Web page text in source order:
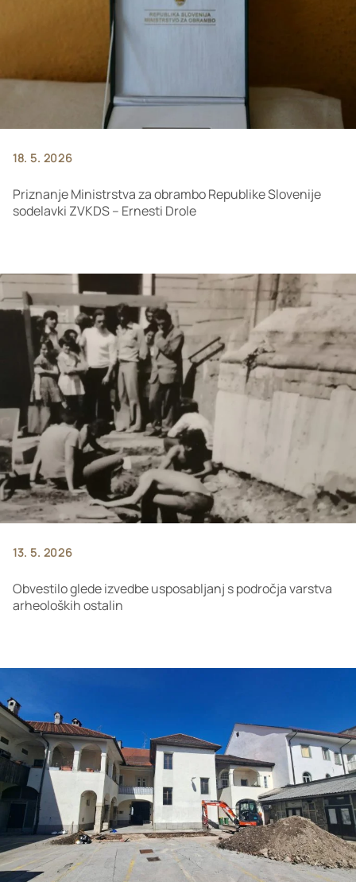
18. 5. 2026
Priznanje Ministrstva za obrambo Republike Slovenije
sodelavki ZVKDS – Ernesti Drole
13. 5. 2026
Obvestilo glede izvedbe usposabljanj s področja varstva
arheoloških ostalin